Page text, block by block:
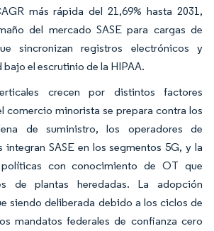
más rápida del 21,69% hasta 2031,
del mercado SASE para cargas de
sincronizan registros electrónicos y
el escrutinio de la HIPAA.
crecen por distintos factores
comercio minorista se prepara contra los
de suministro, los operadores de
integran SASE en los segmentos 5G, y la
con conocimiento de OT que
de plantas heredadas. La adopción
siendo deliberada debido a los ciclos de
mandatos federales de confianza cero